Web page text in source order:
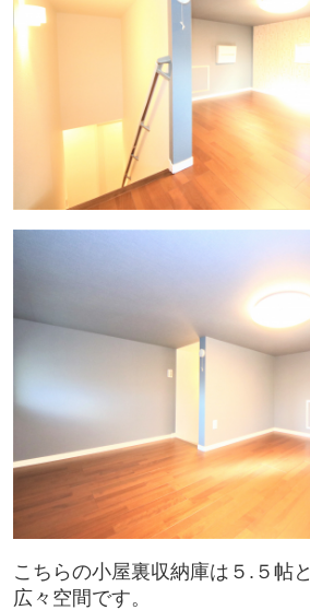
こちらの小屋裏収納庫は５.５帖と
広々空間です。